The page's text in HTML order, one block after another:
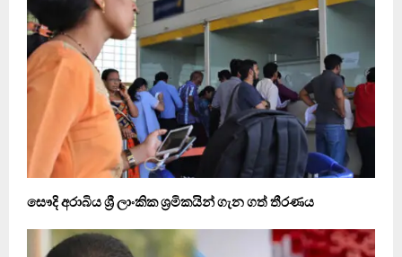
සෞදි අරාබිය ශ්‍රී ලාංකික ශ්‍රමිකයින් ගැන ගත් තීරණය